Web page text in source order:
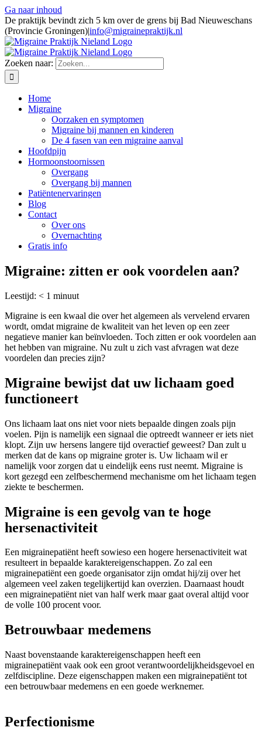
Ga naar inhoud
De praktijk bevindt zich 5 km over de grens bij Bad Nieuweschans
(Provincie Groningen)|info@migrainepraktijk.nl
Zoeken naar:
Home
Migraine
Oorzaken en symptomen
Migraine bij mannen en kinderen
De 4 fasen van een migraine aanval
Hoofdpijn
Hormoonstoornissen
Overgang
Overgang bij mannen
Patiëntenervaringen
Blog
Contact
Over ons
Overnachting
Gratis info
Migraine: zitten er ook voordelen aan?
Leestijd: < 1 minuut
Migraine is een kwaal die over het algemeen als vervelend ervaren
wordt, omdat migraine de kwaliteit van het leven op een zeer
negatieve manier kan beïnvloeden. Toch zitten er ook voordelen aan
het hebben van migraine. Nu zult u zich vast afvragen wat deze
voordelen dan precies zijn?
Migraine bewijst dat uw lichaam goed
functioneert
Ons lichaam laat ons niet voor niets bepaalde dingen zoals pijn
voelen. Pijn is namelijk een signaal die optreedt wanneer er iets niet
klopt. Zijn uw hersens langere tijd overactief geweest? Dan zult u
merken dat de kans op migraine groter is. Uw lichaam wil er
namelijk voor zorgen dat u eindelijk eens rust neemt. Migraine is
kort gezegd een zelfbeschermend mechanisme om het lichaam tegen
ziekte te beschermen.
Migraine is een gevolg van te hoge
hersenactiviteit
Een migrainepatiënt heeft sowieso een hogere hersenactiviteit wat
resulteert in bepaalde karaktereigenschappen. Zo zal een
migrainepatiënt een goede organisator zijn omdat hij/zij over het
algemeen veel zaken tegelijkertijd kan overzien. Daarnaast houdt
een migrainepatiënt niet van half werk maar gaat overal altijd voor
de volle 100 procent voor.
Betrouwbaar medemens
Naast bovenstaande karaktereigenschappen heeft een
migrainepatiënt vaak ook een groot verantwoordelijkheidsgevoel en
zelfdiscipline. Deze eigenschappen maken een migrainepatiënt tot
een betrouwbaar medemens en een goede werknemer.
Perfectionisme